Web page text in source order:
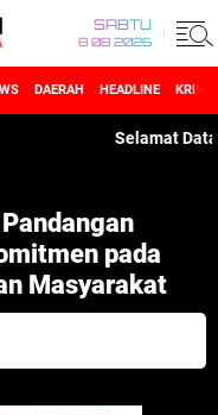
SABTU
8 08 2026
DAERAH HEADLINE
Selamat Datang
pada
Masyarakat